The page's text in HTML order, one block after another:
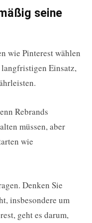
seine
wie Pinterest wählen
Einsatz,
Rebrands
müssen, aber
wie
Denken Sie
insbesondere um
geht es darum,